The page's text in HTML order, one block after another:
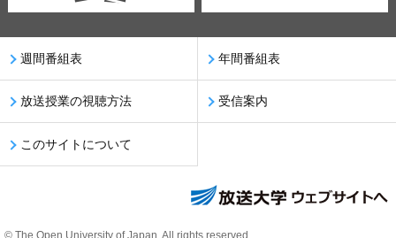
週間番組表 年間番組表
放送授業の視聴方法 受信案内
このサイトについて